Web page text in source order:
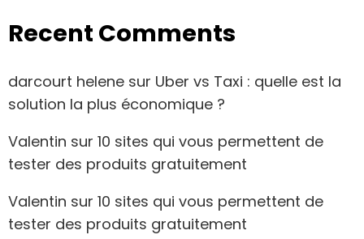
Recent Comments
darcourt helene sur Uber vs Taxi : quelle est la
solution la plus économique ?
Valentin sur 10 sites qui vous permettent de
tester des produits gratuitement
Valentin sur 10 sites qui vous permettent de
tester des produits gratuitement